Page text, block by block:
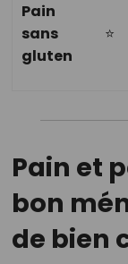
Pain
sans
gluten
⭐
Pain et
bon
de bien